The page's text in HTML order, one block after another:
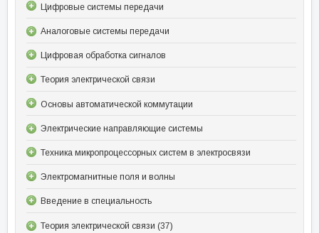
Цифровые системы передачи
Аналоговые системы передачи
Цифровая обработка сигналов
Теория электрической связи
Основы автоматической коммутации
Электрические направляющие системы
Техника микропроцессорных систем в электросвязи
Электромагнитные поля и волны
Введение в специальность
Теория электрической связи (37)